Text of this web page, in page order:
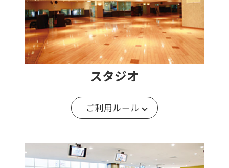
スタジオ
ご利用ルール